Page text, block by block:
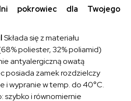
pokrowiec dla Twojego
Składa się z materiału
poliester, 32% poliamid)
antyalergiczną owatą
posiada zamek rozdzielczy
i wypranie w temp. do 40°C.
szybko i równomiernie